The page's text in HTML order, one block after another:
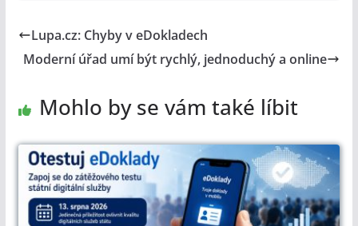
Lupa.cz: Chyby v eDokladech
Moderní úřad umí být rychlý, jednoduchý a online
Mohlo by se vám také líbit